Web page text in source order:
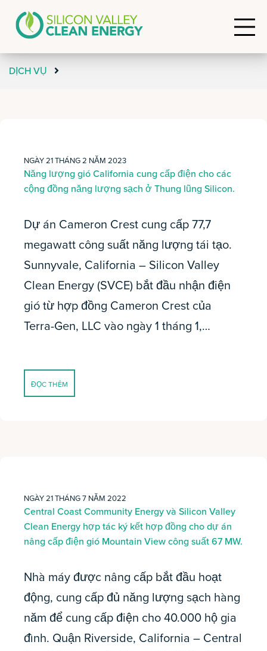
DỊCH VỤ
NGÀY 21 THÁNG 2 NĂM 2023
Năng lượng gió California cung cấp điện cho các
cộng đồng năng lượng sạch ở Thung lũng Silicon.
Dự án Cameron Crest cung cấp 77,7
megawatt công suất năng lượng tái tạo.
Sunnyvale, California – Silicon Valley
Clean Energy (SVCE) bắt đầu nhận điện
gió từ hợp đồng Cameron Crest của
Terra-Gen, LLC vào ngày 1 tháng 1,…
ĐỌC THÊM
NGÀY 21 THÁNG 7 NĂM 2022
Central Coast Community Energy và Silicon Valley
Clean Energy hợp tác ký kết hợp đồng cho dự án
nâng cấp điện gió Mountain View công suất 67 MW.
Nhà máy được nâng cấp bắt đầu hoạt
động, cung cấp đủ năng lượng sạch hàng
năm để cung cấp điện cho 40.000 hộ gia
đình. Quận Riverside, California – Central